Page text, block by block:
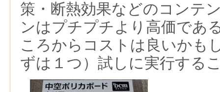
策・断熱効果などのコンテ
ンはプチプチより高価であ
ころからコストは良いかも
ずは１つ）試しに実行する